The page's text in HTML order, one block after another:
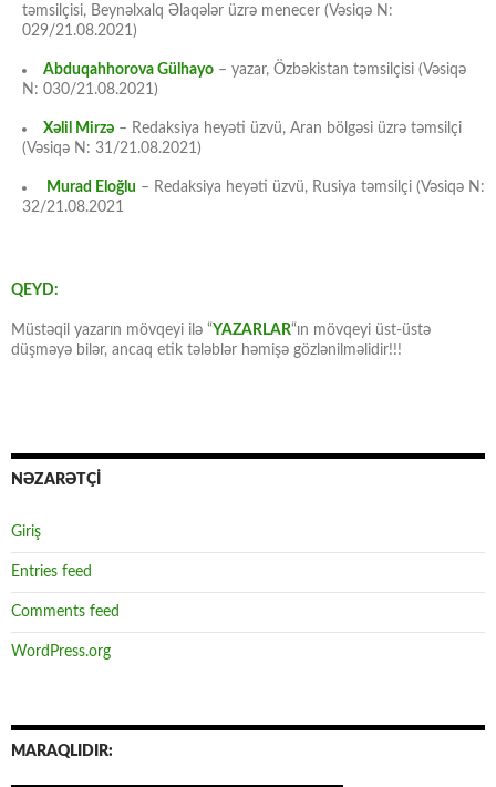
təmsilçisi, Beynəlxalq Əlaqələr üzrə menecer (Vəsiqə N:
029/21.08.2021)
Abduqahhorova Gülhayo – yazar, Özbəkistan təmsilçisi (Vəsiqə
N: 030/21.08.2021)
Xəlil Mirzə – Redaksiya heyəti üzvü, Aran bölgəsi üzrə təmsilçi
(Vəsiqə N: 31/21.08.2021)
Murad Eloğlu – Redaksiya heyəti üzvü, Rusiya təmsilçi (Vəsiqə N:
32/21.08.2021
QEYD:
Müstəqil yazarın mövqeyi ilə “YAZARLAR“ın mövqeyi üst-üstə
düşməyə bilər, ancaq etik tələblər həmişə gözlənilməlidir!!!
NƏZARƏTÇİ
Giriş
Entries feed
Comments feed
WordPress.org
MARAQLIDIR: